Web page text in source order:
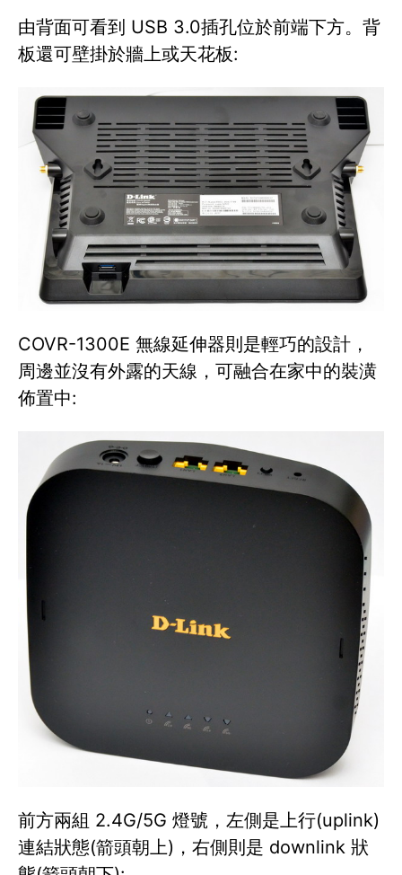
由背面可看到 USB 3.0插孔位於前端下方。背
板還可壁掛於牆上或天花板:
COVR-1300E 無線延伸器則是輕巧的設計，
周邊並沒有外露的天線，可融合在家中的裝潢
佈置中:
前方兩組 2.4G/5G 燈號，左側是上行(uplink)
連結狀態(箭頭朝上)，右側則是 downlink 狀